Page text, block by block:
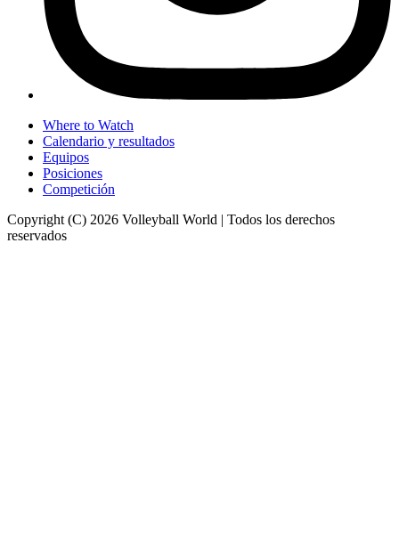
Where to Watch
Calendario y resultados
Equipos
Posiciones
Competición
Copyright (C) 2026 Volleyball World | Todos los derechos
reservados